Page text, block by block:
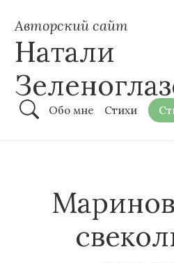
Авторский сайт
Натали
Обо мне Стихи